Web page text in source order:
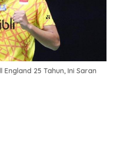
England 25 Tahun, Ini Saran